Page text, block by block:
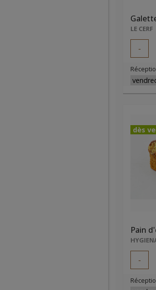
LE CERF
-
dès
-